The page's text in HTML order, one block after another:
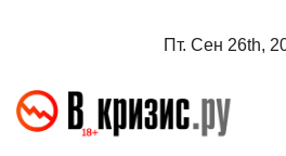
Пт. Сен 26th,